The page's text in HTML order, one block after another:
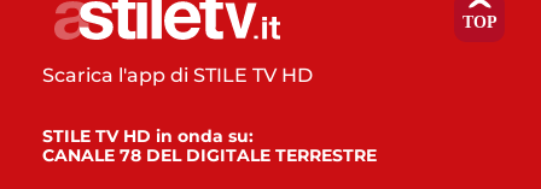
Scarica l'app di STILE TV HD
STILE TV HD in onda su:
CANALE 78 DEL DIGITALE TERRESTRE